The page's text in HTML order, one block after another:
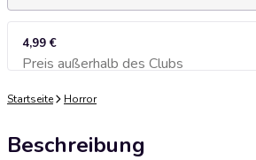
4,99 €
Preis außerhalb des ClubsZum Warenkorb hinzufügen
Startseite Horror
Beschreibung